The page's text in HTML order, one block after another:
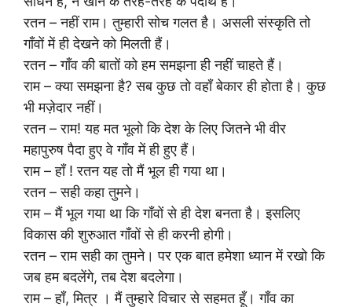
रतन – नहीं राम। तुम्हारी सोच गलत है। असली संस्कृति तो
गाँवों में ही देखने को मिलती हैं।
रतन – गाँव की बातों को हम समझना ही नहीं चाहते हैं।
राम – क्या समझना है? सब कुछ तो वहाँ बेकार ही होता है। कुछ
भी मज़ेदार नहीं।
रतन – राम! यह मत भूलो कि देश के लिए जितने भी वीर
महापुरुष पैदा हुए वे गाँव में ही हुए हैं।
राम – हाँ ! रतन यह तो मैं भूल ही गया था।
रतन – सही कहा तुमने।
राम – मैं भूल गया था कि गाँवों से ही देश बनता है। इसलिए
विकास की शुरुआत गाँवों से ही करनी होगी।
रतन – राम सही का तुमने। पर एक बात हमेशा ध्यान में रखो कि
जब हम बदलेंगे, तब देश बदलेगा।
राम – हाँ, मित्र । मैं तुम्हारे विचार से सहमत हूँ। गाँव का